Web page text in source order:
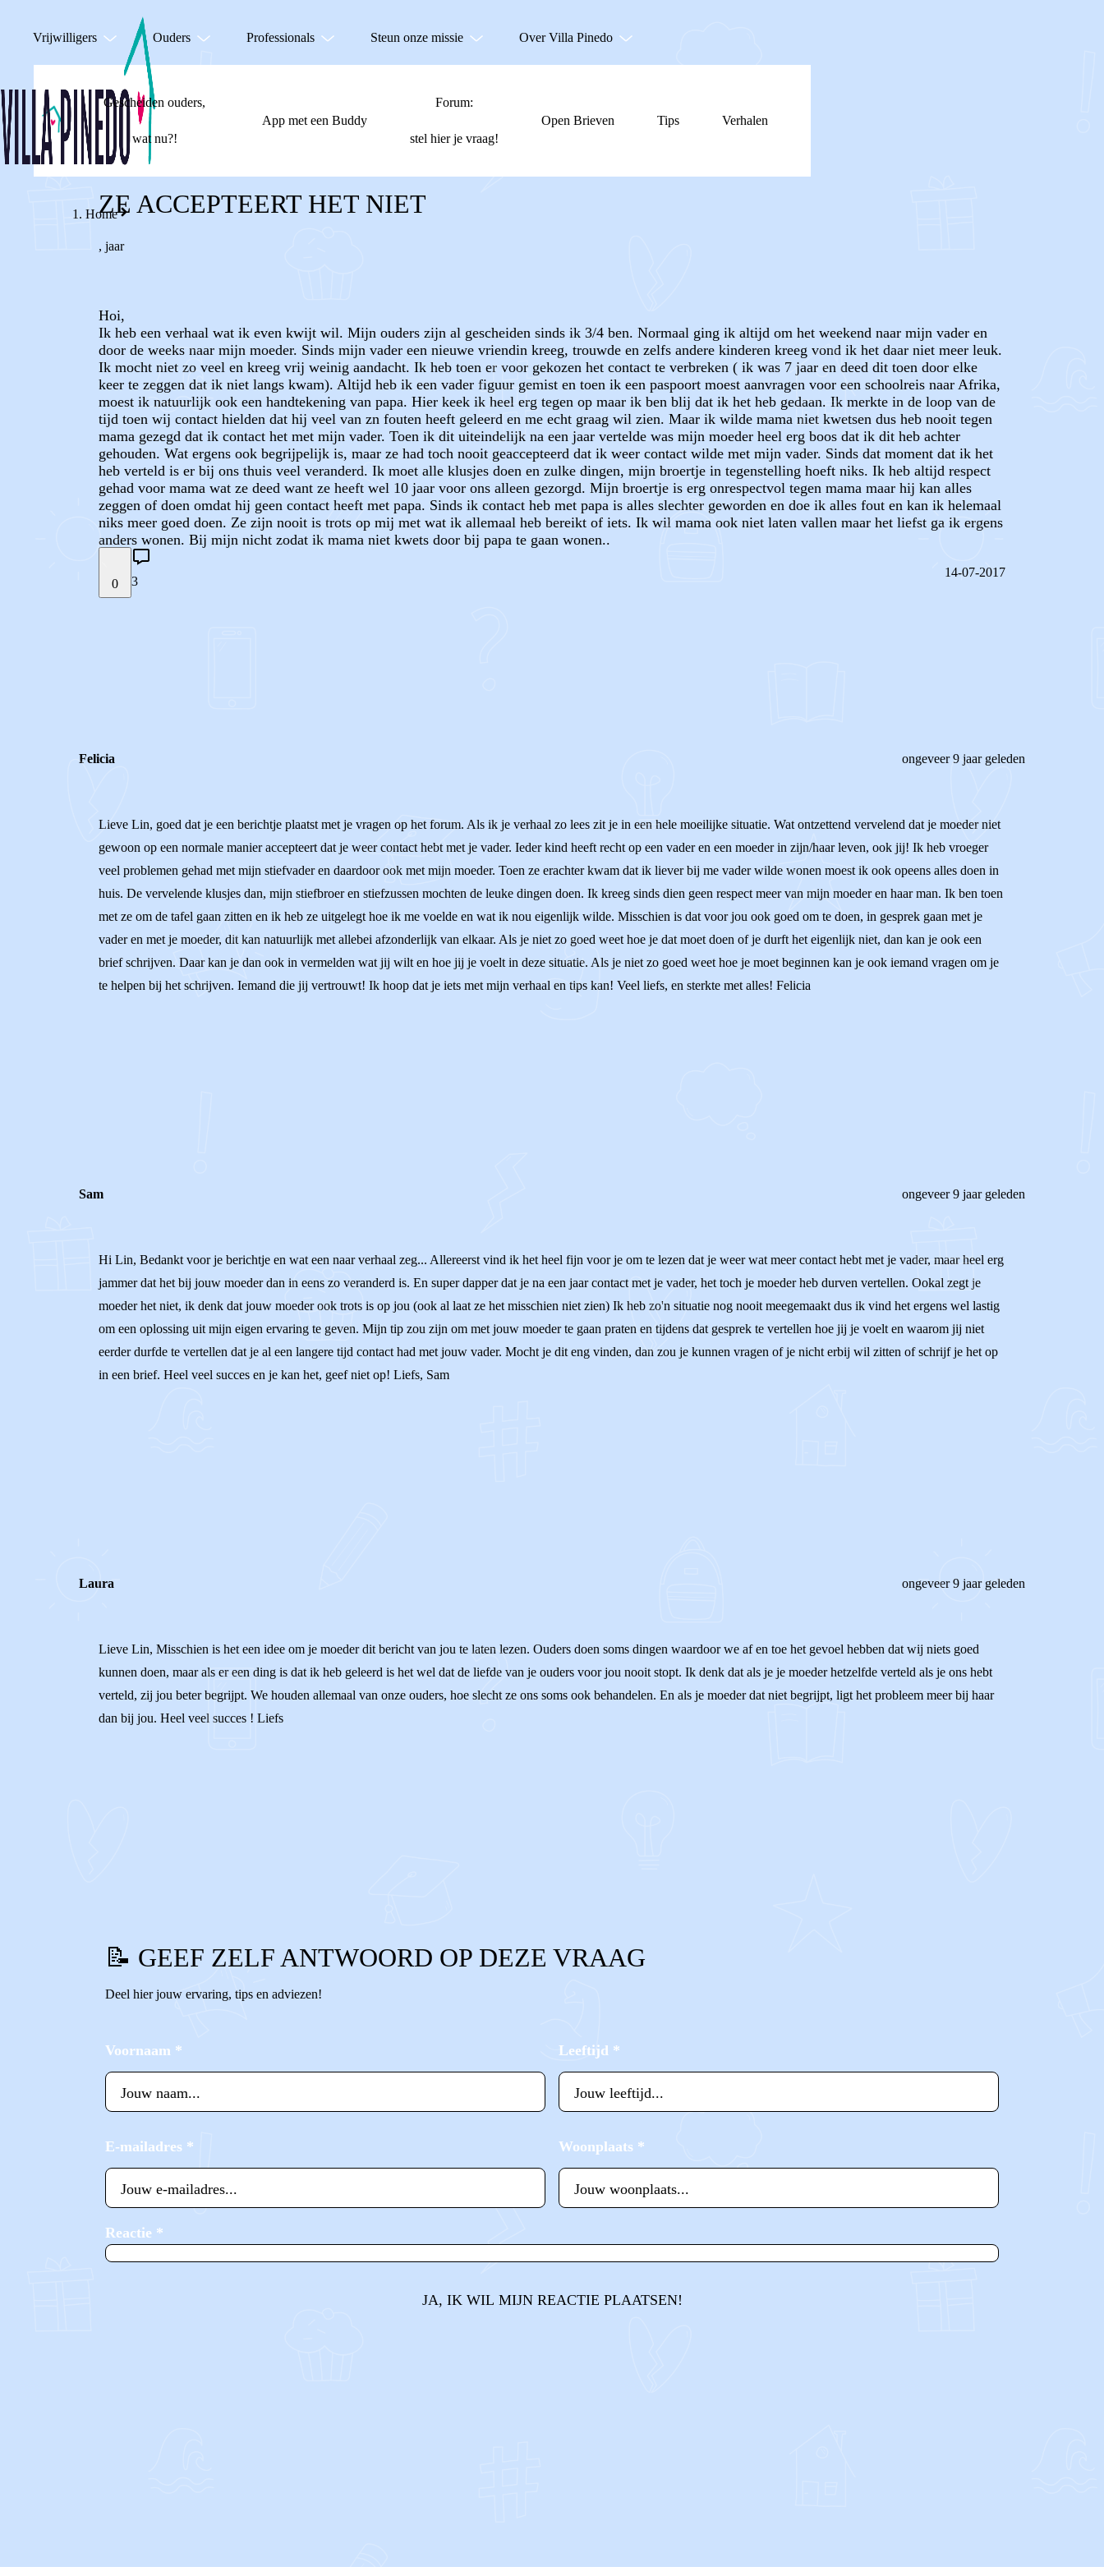
Vrijwilligers Ouders Professionals Steun onze missie Over Villa Pinedo
Gescheiden ouders,
wat nu?!
App met een Buddy
Forum:
stel hier je vraag!
Open Brieven Tips Verhalen
Home
ZE ACCEPTEERT HET NIET
, jaar
Hoi,
Ik heb een verhaal wat ik even kwijt wil. Mijn ouders zijn al gescheiden sinds ik 3/4 ben. Normaal ging ik altijd om het weekend naar mijn vader en
door de weeks naar mijn moeder. Sinds mijn vader een nieuwe vriendin kreeg, trouwde en zelfs andere kinderen kreeg vond ik het daar niet meer leuk.
Ik mocht niet zo veel en kreeg vrij weinig aandacht. Ik heb toen er voor gekozen het contact te verbreken ( ik was 7 jaar en deed dit toen door elke
keer te zeggen dat ik niet langs kwam). Altijd heb ik een vader figuur gemist en toen ik een paspoort moest aanvragen voor een schoolreis naar Afrika,
moest ik natuurlijk ook een handtekening van papa. Hier keek ik heel erg tegen op maar ik ben blij dat ik het heb gedaan. Ik merkte in de loop van de
tijd toen wij contact hielden dat hij veel van zn fouten heeft geleerd en me echt graag wil zien. Maar ik wilde mama niet kwetsen dus heb nooit tegen
mama gezegd dat ik contact het met mijn vader. Toen ik dit uiteindelijk na een jaar vertelde was mijn moeder heel erg boos dat ik dit heb achter
gehouden. Wat ergens ook begrijpelijk is, maar ze had toch nooit geaccepteerd dat ik weer contact wilde met mijn vader. Sinds dat moment dat ik het
heb verteld is er bij ons thuis veel veranderd. Ik moet alle klusjes doen en zulke dingen, mijn broertje in tegenstelling hoeft niks. Ik heb altijd respect
gehad voor mama wat ze deed want ze heeft wel 10 jaar voor ons alleen gezorgd. Mijn broertje is erg onrespectvol tegen mama maar hij kan alles
zeggen of doen omdat hij geen contact heeft met papa. Sinds ik contact heb met papa is alles slechter geworden en doe ik alles fout en kan ik helemaal
niks meer goed doen. Ze zijn nooit is trots op mij met wat ik allemaal heb bereikt of iets. Ik wil mama ook niet laten vallen maar het liefst ga ik ergens
anders wonen. Bij mijn nicht zodat ik mama niet kwets door bij papa te gaan wonen..
0 3
14-07-2017
Felicia ongeveer 9 jaar geleden
Lieve Lin, goed dat je een berichtje plaatst met je vragen op het forum. Als ik je verhaal zo lees zit je in een hele moeilijke situatie. Wat ontzettend vervelend dat je moeder niet
gewoon op een normale manier accepteert dat je weer contact hebt met je vader. Ieder kind heeft recht op een vader en een moeder in zijn/haar leven, ook jij! Ik heb vroeger
veel problemen gehad met mijn stiefvader en daardoor ook met mijn moeder. Toen ze erachter kwam dat ik liever bij me vader wilde wonen moest ik ook opeens alles doen in
huis. De vervelende klusjes dan, mijn stiefbroer en stiefzussen mochten de leuke dingen doen. Ik kreeg sinds dien geen respect meer van mijn moeder en haar man. Ik ben toen
met ze om de tafel gaan zitten en ik heb ze uitgelegt hoe ik me voelde en wat ik nou eigenlijk wilde. Misschien is dat voor jou ook goed om te doen, in gesprek gaan met je
vader en met je moeder, dit kan natuurlijk met allebei afzonderlijk van elkaar. Als je niet zo goed weet hoe je dat moet doen of je durft het eigenlijk niet, dan kan je ook een
brief schrijven. Daar kan je dan ook in vermelden wat jij wilt en hoe jij je voelt in deze situatie. Als je niet zo goed weet hoe je moet beginnen kan je ook iemand vragen om je
te helpen bij het schrijven. Iemand die jij vertrouwt! Ik hoop dat je iets met mijn verhaal en tips kan! Veel liefs, en sterkte met alles! Felicia
Sam ongeveer 9 jaar geleden
Hi Lin, Bedankt voor je berichtje en wat een naar verhaal zeg... Allereerst vind ik het heel fijn voor je om te lezen dat je weer wat meer contact hebt met je vader, maar heel erg
jammer dat het bij jouw moeder dan in eens zo veranderd is. En super dapper dat je na een jaar contact met je vader, het toch je moeder heb durven vertellen. Ookal zegt je
moeder het niet, ik denk dat jouw moeder ook trots is op jou (ook al laat ze het misschien niet zien) Ik heb zo'n situatie nog nooit meegemaakt dus ik vind het ergens wel lastig
om een oplossing uit mijn eigen ervaring te geven. Mijn tip zou zijn om met jouw moeder te gaan praten en tijdens dat gesprek te vertellen hoe jij je voelt en waarom jij niet
eerder durfde te vertellen dat je al een langere tijd contact had met jouw vader. Mocht je dit eng vinden, dan zou je kunnen vragen of je nicht erbij wil zitten of schrijf je het op
in een brief. Heel veel succes en je kan het, geef niet op! Liefs, Sam
Laura ongeveer 9 jaar geleden
Lieve Lin, Misschien is het een idee om je moeder dit bericht van jou te laten lezen. Ouders doen soms dingen waardoor we af en toe het gevoel hebben dat wij niets goed
kunnen doen, maar als er een ding is dat ik heb geleerd is het wel dat de liefde van je ouders voor jou nooit stopt. Ik denk dat als je je moeder hetzelfde verteld als je ons hebt
verteld, zij jou beter begrijpt. We houden allemaal van onze ouders, hoe slecht ze ons soms ook behandelen. En als je moeder dat niet begrijpt, ligt het probleem meer bij haar
dan bij jou. Heel veel succes ! Liefs
📝 GEEF ZELF ANTWOORD OP DEZE VRAAG
Deel hier jouw ervaring, tips en adviezen!
Voornaam * Leeftijd *
E-mailadres * Woonplaats *
Reactie *
JA, IK WIL MIJN REACTIE PLAATSEN!